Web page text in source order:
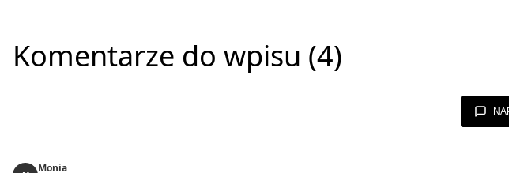
Komentarze do wpisu (4)
Monia